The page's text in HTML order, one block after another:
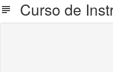
Curso de